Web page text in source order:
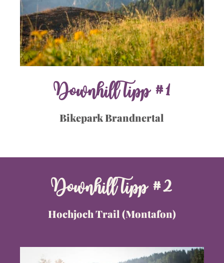
Downhill Tipp #1
Bikepark Brandnertal
Downhill Tipp #2
Hochjoch Trail (Montafon)